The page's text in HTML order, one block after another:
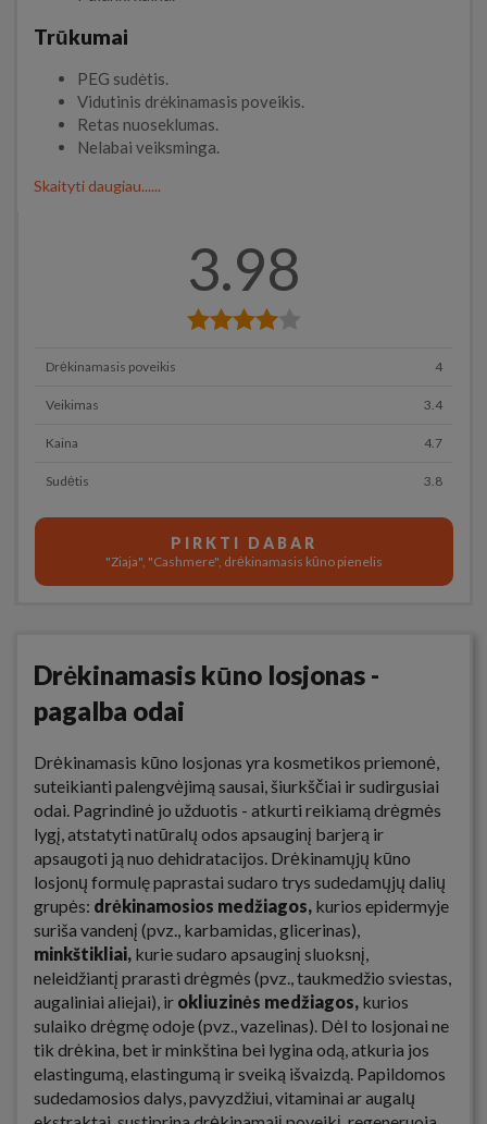
Trūkumai
PEG sudėtis.
Vidutinis drėkinamasis poveikis.
Retas nuoseklumas.
Nelabai veiksminga.
Skaityti daugiau......
3.98
Drėkinamasis poveikis 4
Veikimas 3.4
Kaina 4.7
Sudėtis 3.8
PIRKTI DABAR
"Ziaja", "Cashmere", drėkinamasis kūno pienelis
Drėkinamasis kūno losjonas -
pagalba odai
Drėkinamasis kūno losjonas yra kosmetikos priemonė,
suteikianti palengvėjimą sausai, šiurkščiai ir sudirgusiai
odai. Pagrindinė jo užduotis - atkurti reikiamą drėgmės
lygį, atstatyti natūralų odos apsauginį barjerą ir
apsaugoti ją nuo dehidratacijos. Drėkinamųjų kūno
losjonų formulę paprastai sudaro trys sudedamųjų dalių
grupės: drėkinamosios medžiagos, kurios epidermyje
suriša vandenį (pvz., karbamidas, glicerinas),
minkštikliai, kurie sudaro apsauginį sluoksnį,
neleidžiantį prarasti drėgmės (pvz., taukmedžio sviestas,
augaliniai aliejai), ir okliuzinės medžiagos, kurios
sulaiko drėgmę odoje (pvz., vazelinas). Dėl to losjonai ne
tik drėkina, bet ir minkština bei lygina odą, atkuria jos
elastingumą, elastingumą ir sveiką išvaizdą. Papildomos
sudedamosios dalys, pavyzdžiui, vitaminai ar augalų